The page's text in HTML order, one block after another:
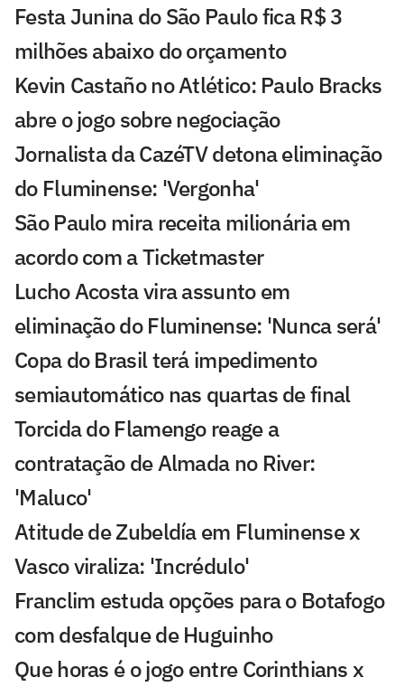
Festa Junina do São Paulo fica R$ 3
milhões abaixo do orçamento
Kevin Castaño no Atlético: Paulo Bracks
abre o jogo sobre negociação
Jornalista da CazéTV detona eliminação
do Fluminense: 'Vergonha'
São Paulo mira receita milionária em
acordo com a Ticketmaster
Lucho Acosta vira assunto em
eliminação do Fluminense: 'Nunca será'
Copa do Brasil terá impedimento
semiautomático nas quartas de final
Torcida do Flamengo reage a
contratação de Almada no River:
'Maluco'
Atitude de Zubeldía em Fluminense x
Vasco viraliza: 'Incrédulo'
Franclim estuda opções para o Botafogo
com desfalque de Huguinho
Que horas é o jogo entre Corinthians x